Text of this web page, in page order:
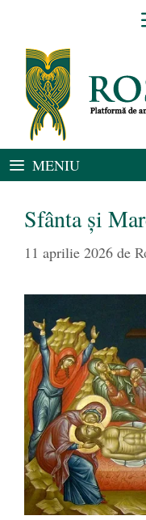
conținut
MENIU
Sfânta și
11 aprilie 2026 de